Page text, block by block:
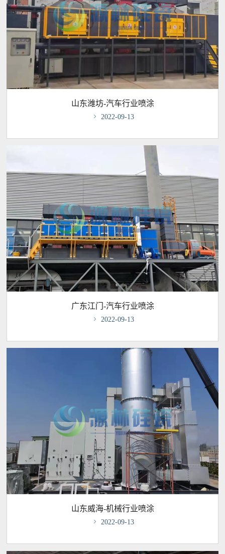
山东潍坊-汽车行业喷涂
 2022-09-13
广东江门-汽车行业喷涂
 2022-09-13
山东威海-机械行业喷涂
 2022-09-13